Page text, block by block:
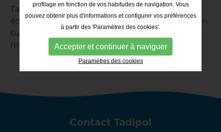
Tadipol conçoit, calcule et fabrique chaque
équipement en fonction des besoins du client, en
suivant les standards de qualité de chaque
marché.
Contact Tadipol
profilage en fonction de vos habitudes de navigation. Vous
pouvez obtenir plus d'informations et configurer vos préférences
à partir des 'Paramètres des cookies'.
Accepter et continuer à naviguer
Paramètres des cookies